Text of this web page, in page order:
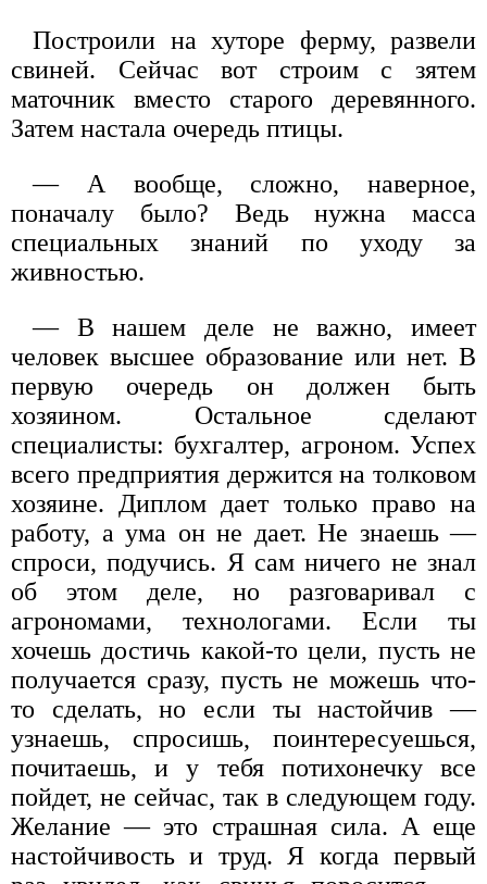
Построили на хуторе ферму, развели
свиней. Сейчас вот строим с зятем
маточник вместо старого деревянного.
Затем настала очередь птицы.
— А вообще, сложно, наверное,
поначалу было? Ведь нужна масса
специальных знаний по уходу за
живностью.
— В нашем деле не важно, имеет
человек высшее образование или нет. В
первую очередь он должен быть
хозяином. Остальное сделают
специалисты: бухгалтер, агроном. Успех
всего предприятия держится на толковом
хозяине. Диплом дает только право на
работу, а ума он не дает. Не знаешь —
спроси, подучись. Я сам ничего не знал
об этом деле, но разговаривал с
агрономами, технологами. Если ты
хочешь достичь какой-то цели, пусть не
получается сразу, пусть не можешь что-
то сделать, но если ты настойчив —
узнаешь, спросишь, поинтересуешься,
почитаешь, и у тебя потихонечку все
пойдет, не сейчас, так в следующем году.
Желание — это страшная сила. А еще
настойчивость и труд. Я когда первый